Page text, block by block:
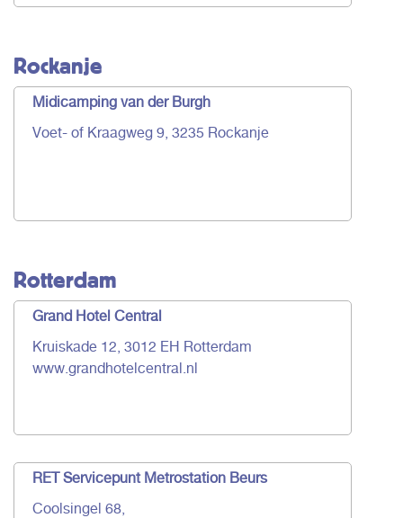
Rockanje
Midicamping van der Burgh
Voet- of Kraagweg 9, 3235 Rockanje
Rotterdam
Grand Hotel Central
Kruiskade 12, 3012 EH Rotterdam
www.grandhotelcentral.nl
RET Servicepunt Metrostation Beurs
Coolsingel 68,